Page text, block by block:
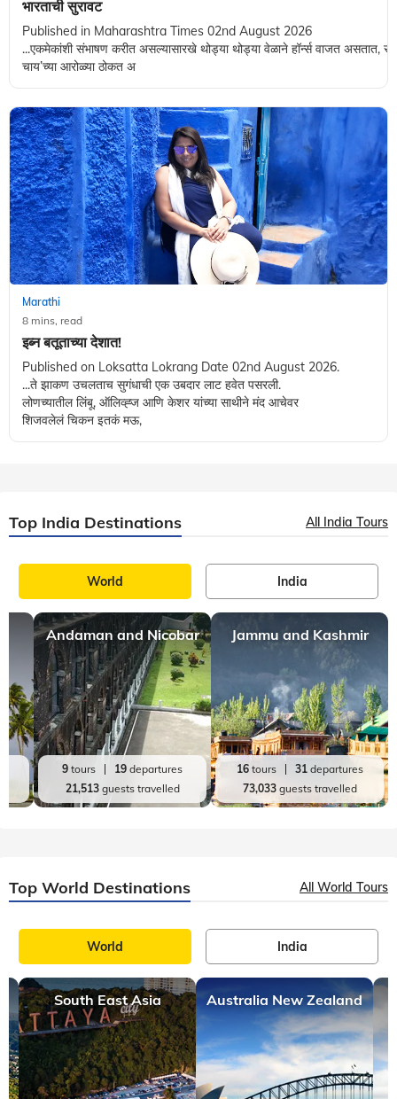
भारताची सुरावट
Published in Maharashtra Times 02nd August 2026
...एकमेकांशी संभाषण करीत असल्यासारखे थोड्या थोड्या वेळाने हॉर्न्स वाजत असतात,
चाय‌’च्या आरोळ्या ठोकत अ
Marathi
8 mins, read
इब्न बतूताच्या देशात!
Published on Loksatta Lokrang Date 02nd August 2026.
...ते झाकण उचलताच सुगंधाची एक उबदार लाट हवेत पसरली.
लोणच्यातील लिंबू, ऑलिव्ह्ज आणि केशर यांच्या साथीने मंद आचेवर
शिजवलेलं चिकन इतकं मऊ,
Top India Destinations All India Tours
World India
Andaman and Nicobar
9 tours 19 departures
21,513guests travelled
Jammu and Kashmir
16tours 31departures
73,033guests travelled
Top World Destinations All World Tours
World India
South East Asia Australia New Zealand